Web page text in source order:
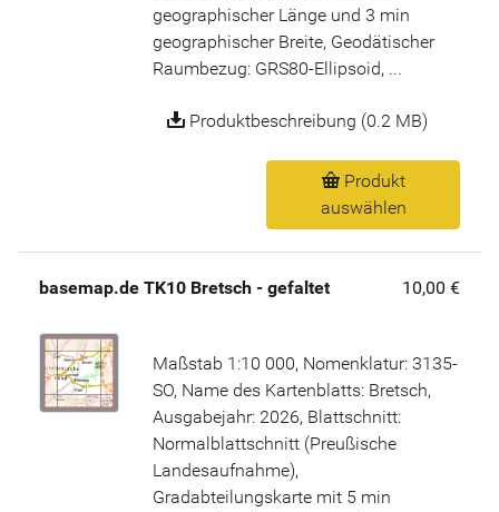
geographischer Länge und 3 min
geographischer Breite, Geodätischer
Raumbezug: GRS80-Ellipsoid, ...
Produktbeschreibung (0.2 MB)
Produkt
auswählen
basemap.de TK10 Bretsch - gefaltet 10,00 €
Maßstab 1:10 000, Nomenklatur: 3135-
SO, Name des Kartenblatts: Bretsch,
Ausgabejahr: 2026, Blattschnitt:
Normalblattschnitt (Preußische
Landesaufnahme),
Gradabteilungskarte mit 5 min